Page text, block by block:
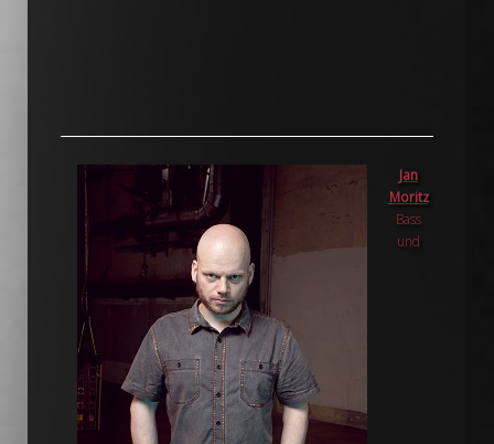
Jan
Moritz
Bass
und